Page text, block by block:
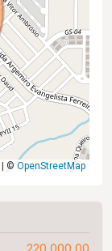
| © OpenStreetMap
220.000,00